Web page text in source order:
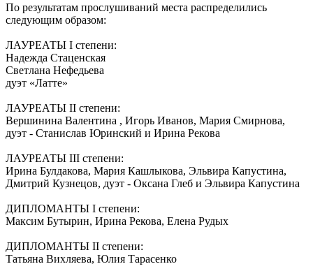
По результатам прослушиваний места распределились
следующим образом:
ЛАУРЕАТЫ I степени:
Надежда Стаценская
Светлана Нефедьева
дуэт «Латте»
ЛАУРЕАТЫ II степени:
Вершинина Валентина , Игорь Иванов, Мария Смирнова,
дуэт - Станислав Юринский и Ирина Рекова
ЛАУРЕАТЫ III степени:
Ирина Булдакова, Мария Кашлыкова, Эльвира Капустина,
Дмитрий Кузнецов, дуэт - Оксана Глеб и Эльвира Капустина
ДИПЛОМАНТЫ I степени:
Максим Бутырин, Ирина Рекова, Елена Рудых
ДИПЛОМАНТЫ II степени:
Татьяна Вихляева, Юлия Тарасенко